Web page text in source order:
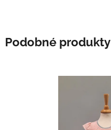
Podobné produkty